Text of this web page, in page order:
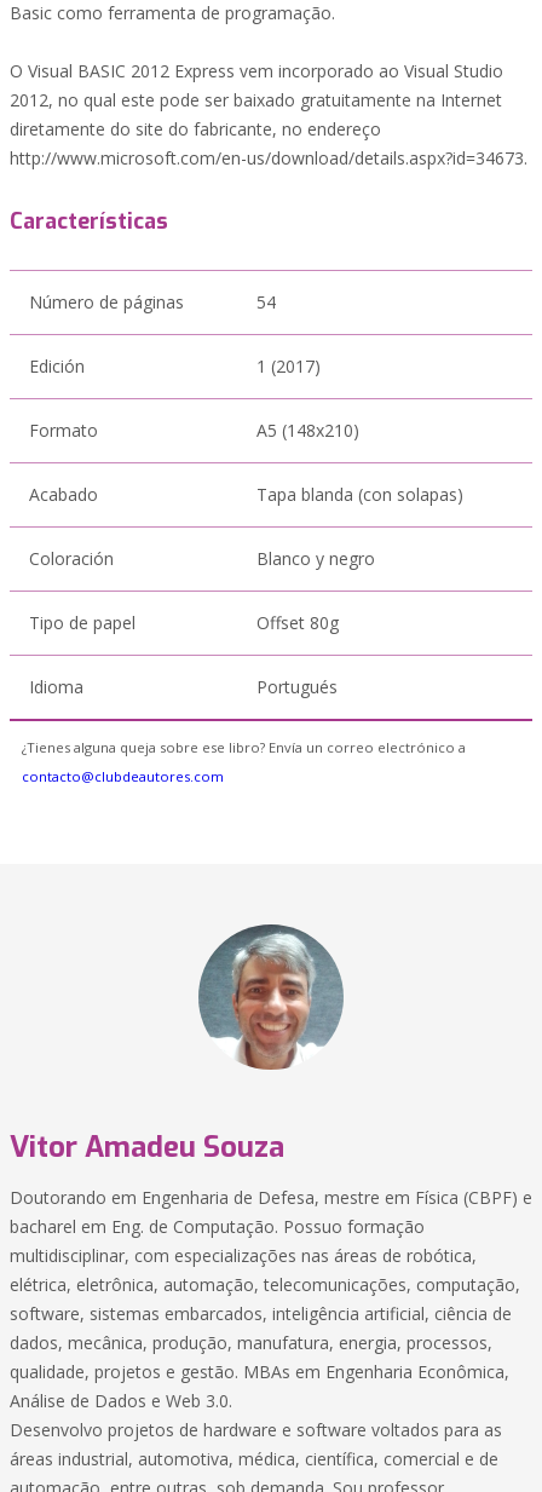
Basic como ferramenta de programação.
O Visual BASIC 2012 Express vem incorporado ao Visual Studio
2012, no qual este pode ser baixado gratuitamente na Internet
diretamente do site do fabricante, no endereço
http://www.microsoft.com/en-us/download/details.aspx?id=34673.
Características
Número de páginas 54
Edición 1 (2017)
Formato A5 (148x210)
Acabado Tapa blanda (con solapas)
Coloración Blanco y negro
Tipo de papel Offset 80g
Idioma Portugués
¿Tienes alguna queja sobre ese libro? Envía un correo electrónico a
contacto@clubdeautores.com
Vitor Amadeu Souza
Doutorando em Engenharia de Defesa, mestre em Física (CBPF) e
bacharel em Eng. de Computação. Possuo formação
multidisciplinar, com especializações nas áreas de robótica,
elétrica, eletrônica, automação, telecomunicações, computação,
software, sistemas embarcados, inteligência artificial, ciência de
dados, mecânica, produção, manufatura, energia, processos,
qualidade, projetos e gestão. MBAs em Engenharia Econômica,
Análise de Dados e Web 3.0.
Desenvolvo projetos de hardware e software voltados para as
áreas industrial, automotiva, médica, científica, comercial e de